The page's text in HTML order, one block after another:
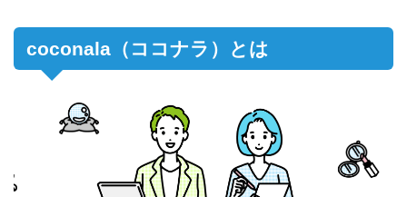
coconala（ココナラ）とは